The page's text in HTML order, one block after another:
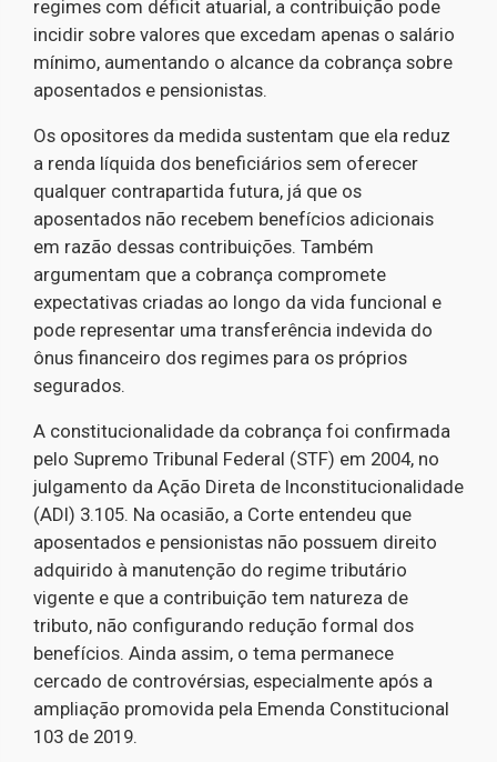
regimes com déficit atuarial, a contribuição pode
incidir sobre valores que excedam apenas o salário
mínimo, aumentando o alcance da cobrança sobre
aposentados e pensionistas.
Os opositores da medida sustentam que ela reduz
a renda líquida dos beneficiários sem oferecer
qualquer contrapartida futura, já que os
aposentados não recebem benefícios adicionais
em razão dessas contribuições. Também
argumentam que a cobrança compromete
expectativas criadas ao longo da vida funcional e
pode representar uma transferência indevida do
ônus financeiro dos regimes para os próprios
segurados.
A constitucionalidade da cobrança foi confirmada
pelo Supremo Tribunal Federal (STF) em 2004, no
julgamento da Ação Direta de Inconstitucionalidade
(ADI) 3.105. Na ocasião, a Corte entendeu que
aposentados e pensionistas não possuem direito
adquirido à manutenção do regime tributário
vigente e que a contribuição tem natureza de
tributo, não configurando redução formal dos
benefícios. Ainda assim, o tema permanece
cercado de controvérsias, especialmente após a
ampliação promovida pela Emenda Constitucional
103 de 2019.